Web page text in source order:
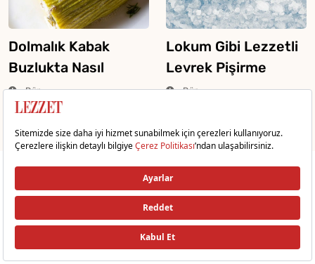
Dolmalık Kabak
Buzlukta Nasıl
Saklanır?
Dün
Lokum Gibi Lezzetli
Levrek Pişirme
Tüyosu
Dün